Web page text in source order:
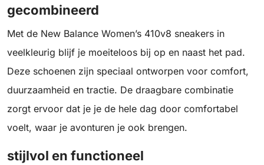
gecombineerd
Met de New Balance Women’s 410v8 sneakers in
veelkleurig blijf je moeiteloos bij op en naast het pad.
Deze schoenen zijn speciaal ontworpen voor comfort,
duurzaamheid en tractie. De draagbare combinatie
zorgt ervoor dat je je de hele dag door comfortabel
voelt, waar je avonturen je ook brengen.
stijlvol en functioneel